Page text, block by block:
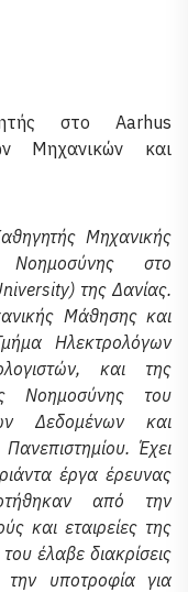
στο Aarhus
Μηχανικών και
Μηχανικής
Νοημοσύνης στο
της Δανίας.
Μάθησης και
Ηλεκτρολόγων
και της
Νοημοσύνης του
Δεδομένων και
Έχει
έργα έρευνας
από την
και εταιρείες της
έλαβε διακρίσεις
υποτροφία για